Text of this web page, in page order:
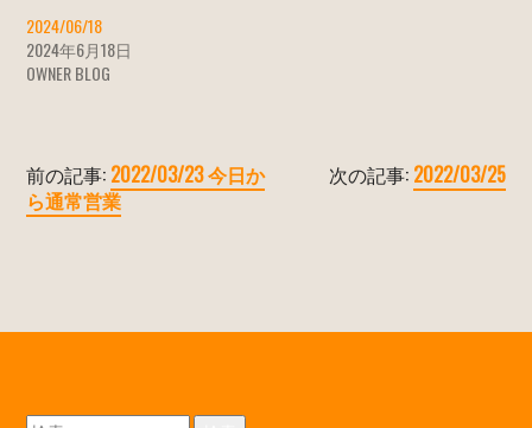
2024/06/18
2024年6月18日
OWNER BLOG
前の記事: 2022/03/23 今日か
ら通常営業
次の記事: 2022/03/25